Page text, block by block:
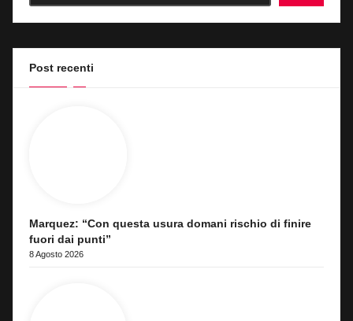
Post recenti
Marquez: “Con questa usura domani rischio di finire
fuori dai punti”
8 Agosto 2026